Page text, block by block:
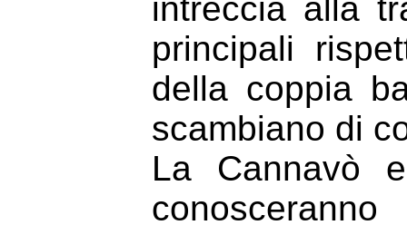
intreccia alla
principali
della coppia
scambiano di
La Cannavò